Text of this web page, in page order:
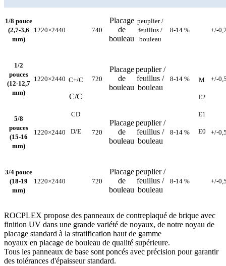
1/8 pouce
(2,7-3,6
mm)
1220×2440
C+/C
C/C
CD
D/E
740
Placage
de
bouleau
peuplier /
feuillus /
bouleau
8-14 %
M
E2
E1
E0
+/-
1/2
pouces
(12-12,7
mm)
1220×2440 720
Placage
de
bouleau
peuplier /
feuillus /
bouleau
8-14 % +/-
5/8
pouces
(15-16
mm)
1220×2440 720
Placage
de
bouleau
peuplier /
feuillus /
bouleau
8-14 % +/-
3/4 pouce
(18-19
mm)
1220×2440 720
Placage
de
bouleau
peuplier /
feuillus /
bouleau
8-14 % +/-
ROCPLEX propose des panneaux de contreplaqué de brique avec
finition UV dans une grande variété de noyaux, de notre noyau de
placage standard à la stratification haut de gamme
noyaux en placage de bouleau de qualité supérieure.
Tous les panneaux de base sont poncés avec précision pour garantir
des tolérances d'épaisseur standard.